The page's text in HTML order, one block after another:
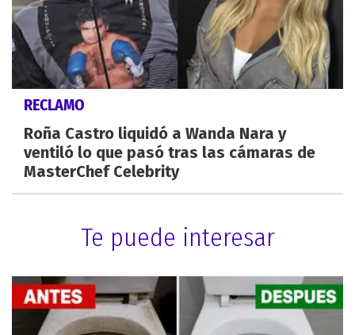
RECLAMO
Roña Castro liquidó a Wanda Nara y
ventiló lo que pasó tras las cámaras de
MasterChef Celebrity
Te puede interesar